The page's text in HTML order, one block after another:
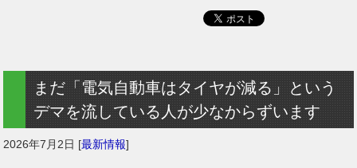
まだ「電気自動車はタイヤが減る」という
デマを流している人が少なからずいます
2026年7月2日 [最新情報]